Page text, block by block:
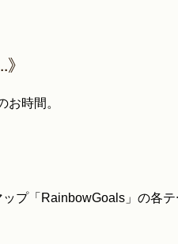
時間。
プ「RainbowGoals」の各